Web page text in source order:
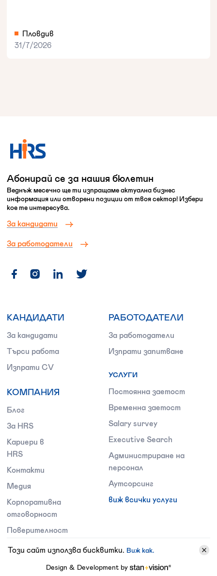
Този сайт използва бисквитки. Виж как.
Пловдив
31/7/2026
Абонирай се за нашия бюлетин
Веднъж месечно ще ти изпращаме актуална бизнес
информация или отворени позиции от твоя сектор! Избери
кое те интересува.
За кандидати
За работодатели
КАНДИДАТИ
За кандидати
Търси работа
Изпрати CV
КОМПАНИЯ
Блог
За HRS
Кариери в
HRS
Контакти
Медия
Корпоративна
отговорност
Поверителност
РАБОТОДАТЕЛИ
За работодатели
Изпрати запитване
УСЛУГИ
Постоянна заетост
Временна заетост
Salary survey
Executive Search
Администриране на
персонал
Аутсорсинг
виж всички услуги
Design & Development by